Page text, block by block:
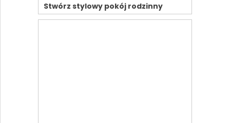
Stwórz stylowy pokój rodzinny